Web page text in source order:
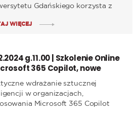
Gdańskiego korzysta z
Flex, który umożliwia
WIĘCEJ
g.11.00 | Szkolenie Online
365 Copilot, nowe
dla biznesu
wdrażanie sztucznej
w organizacjach,
Microsoft 365 Copilot